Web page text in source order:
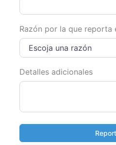
Razón por la que reporta
Escoja una razón
Detalles adicionales